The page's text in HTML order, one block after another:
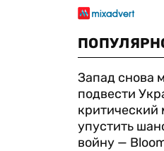
Запад снова
подвести
критический
упустить
войну —